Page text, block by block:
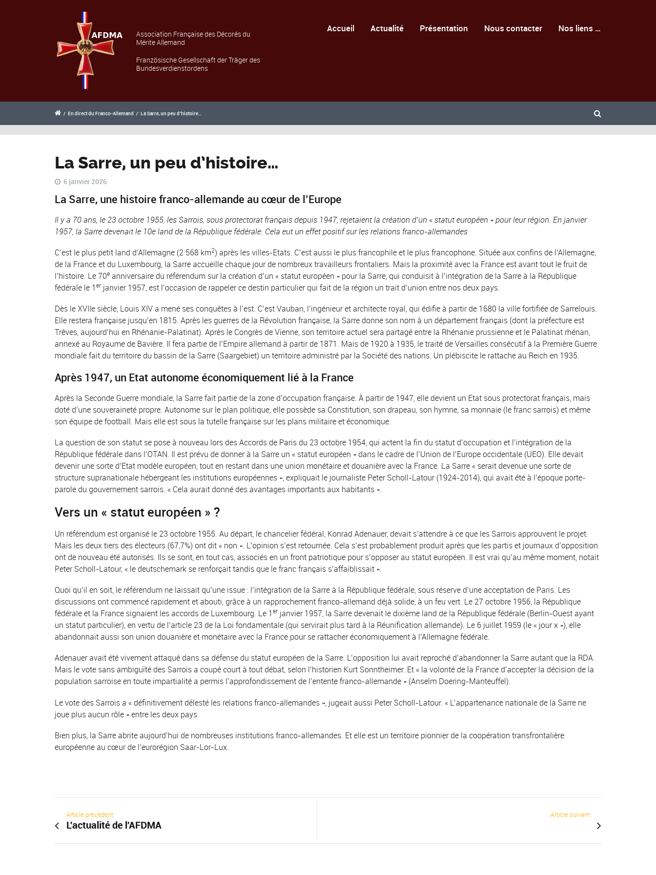
Association Française des Décorés du
Mérite Allemand
Französische Gesellschaft der Träger des
Bundesverdienstordens
Accueil Actualité Présentation Nous contacter Nos liens …
/ En direct du Franco-Allemand / La Sarre, un peu d’histoire…
La Sarre, un peu d’histoire…
6 janvier 2026
La Sarre, une histoire franco-allemande au cœur de l’Europe
Il y a 70 ans, le 23 octobre 1955, les Sarrois, sous protectorat français depuis 1947, rejetaient la création d’un « statut européen » pour leur région. En janvier
1957, la Sarre devenait le 10e land de la République fédérale. Cela eut un effet positif sur les relations franco-allemandes
C’est le plus petit land d’Allemagne (2 568 km2) après les villes-Etats. C’est aussi le plus francophile et le plus francophone. Située aux confins de l’Allemagne,
de la France et du Luxembourg, la Sarre accueille chaque jour de nombreux travailleurs frontaliers. Mais la proximité avec la France est avant tout le fruit de
l’histoire. Le 70e anniversaire du référendum sur la création d’un « statut européen » pour la Sarre, qui conduisit à l’intégration de la Sarre à la République
fédérale le 1er janvier 1957, est l’occasion de rappeler ce destin particulier qui fait de la région un trait d’union entre nos deux pays.
Dès le XVIIe siècle, Louis XIV a mené ses conquêtes à l’est. C’est Vauban, l’ingénieur et architecte royal, qui édifie à partir de 1680 la ville fortifiée de Sarrelouis.
Elle restera française jusqu’en 1815. Après les guerres de la Révolution française, la Sarre donne son nom à un département français (dont la préfecture est
Trêves, aujourd’hui en Rhénanie-Palatinat). Après le Congrès de Vienne, son territoire actuel sera partagé entre la Rhénanie prussienne et le Palatinat rhénan,
annexé au Royaume de Bavière. Il fera partie de l’Empire allemand à partir de 1871. Mais de 1920 à 1935, le traité de Versailles consécutif à la Première Guerre
mondiale fait du territoire du bassin de la Sarre (Saargebiet) un territoire administré par la Société des nations. Un plébiscite le rattache au Reich en 1935.
Après 1947, un Etat autonome économiquement lié à la France
Après la Seconde Guerre mondiale, la Sarre fait partie de la zone d’occupation française. À partir de 1947, elle devient un Etat sous protectorat français, mais
doté d’une souveraineté propre. Autonome sur le plan politique, elle possède sa Constitution, son drapeau, son hymne, sa monnaie (le franc sarrois) et même
son équipe de football. Mais elle est sous la tutelle française sur les plans militaire et économique.
La question de son statut se pose à nouveau lors des Accords de Paris du 23 octobre 1954, qui actent la fin du statut d’occupation et l’intégration de la
République fédérale dans l’OTAN. Il est prévu de donner à la Sarre un « statut européen » dans le cadre de l’Union de l’Europe occidentale (UEO). Elle devait
devenir une sorte d’Etat modèle européen, tout en restant dans une union monétaire et douanière avec la France. La Sarre « serait devenue une sorte de
structure supranationale hébergeant les institutions européennes », expliquait le journaliste Peter Scholl-Latour (1924-2014), qui avait été à l’époque porte-
parole du gouvernement sarrois. « Cela aurait donné des avantages importants aux habitants ».
Vers un « statut européen » ?
Un référendum est organisé le 23 octobre 1955. Au départ, le chancelier fédéral, Konrad Adenauer, devait s’attendre à ce que les Sarrois approuvent le projet.
Mais les deux tiers des électeurs (67,7%) ont dit « non ». L’opinion s’est retournée. Cela s’est probablement produit après que les partis et journaux d’opposition
ont de nouveau été autorisés. Ils se sont, en tout cas, associés en un front patriotique pour s’opposer au statut européen. Il est vrai qu’au même moment, notait
Peter Scholl-Latour, « le deutschemark se renforçait tandis que le franc français s’affaiblissait ».
Quoi qu’il en soit, le référendum ne laissait qu’une issue : l’intégration de la Sarre à la République fédérale, sous réserve d’une acceptation de Paris. Les
discussions ont commencé rapidement et abouti, grâce à un rapprochement franco-allemand déjà solide, à un feu vert. Le 27 octobre 1956, la République
fédérale et la France signaient les accords de Luxembourg. Le 1er janvier 1957, la Sarre devenait le dixième land de la République fédérale (Berlin-Ouest ayant
un statut particulier), en vertu de l’article 23 de la Loi fondamentale (qui servirait plus tard à la Réunification allemande). Le 6 juillet 1959 (le « jour x »), elle
abandonnait aussi son union douanière et monétaire avec la France pour se rattacher économiquement à l’Allemagne fédérale.
Adenauer avait été vivement attaqué dans sa défense du statut européen de la Sarre. L’opposition lui avait reproché d’abandonner la Sarre autant que la RDA.
Mais le vote sans ambiguïté des Sarrois a coupé court à tout débat, selon l’historien Kurt Sonntheimer. Et « la volonté de la France d’accepter la décision de la
population sarroise en toute impartialité a permis l’approfondissement de l’entente franco-allemande » (Anselm Doering-Manteuffel).
Le vote des Sarrois a « définitivement délesté les relations franco-allemandes », jugeait aussi Peter Scholl-Latour. « L’appartenance nationale de la Sarre ne
joue plus aucun rôle » entre les deux pays.
Bien plus, la Sarre abrite aujourd’hui de nombreuses institutions franco-allemandes. Et elle est un territoire pionnier de la coopération transfrontalière
européenne au cœur de l’eurorégion Saar-Lor-Lux.
Article précédent
L'actualité de l'AFDMA
Article suivant